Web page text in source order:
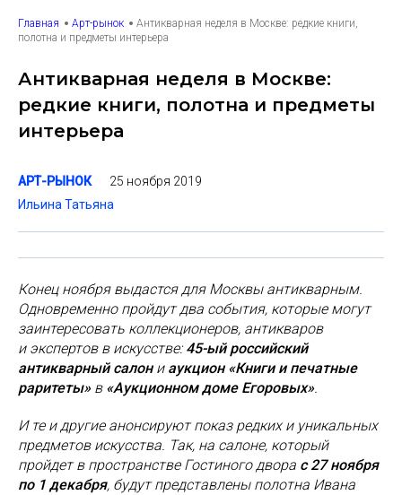
Главная Арт-рынок
Антикварная неделя в Москве: редкие книги,
полотна и предметы интерьера
Антикварная неделя в Москве:
редкие книги, полотна и предметы
интерьера
АРТ-РЫНОК
25 ноября 2019
Ильина Татьяна
Конец ноября выдастся для Москвы антикварным.
Одновременно пройдут два события, которые могут
заинтересовать коллекционеров, антикваров
и экспертов в искусстве:45-ый российский
антикварный салони аукцион «Книги и печатные
раритеты»в «Аукционном доме Егоровых».
И те и другие анонсируют показ редких и уникальных
предметов искусства. Так, на салоне, который
пройдет в пространстве Гостиного двора с 27 ноября
по 1 декабря, будут представлены полотна Ивана